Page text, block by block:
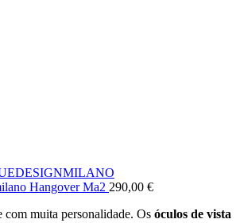
Hangover Ma2 290,00 €
com muita personalidade. Os óculos de vista